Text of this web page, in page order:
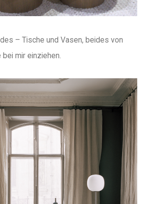
– Tische und Vasen, beides von
mir einziehen.